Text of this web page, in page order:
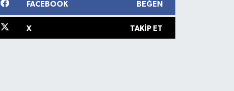
FACEBOOK BEĞEN
X TAKIP ET